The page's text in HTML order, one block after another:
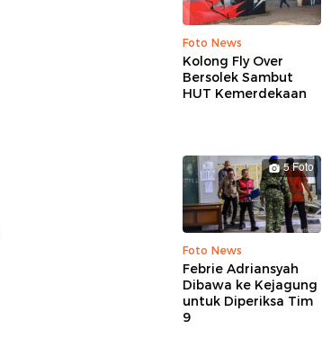
Foto News
Kolong Fly Over
Bersolek Sambut
HUT Kemerdekaan
5 Foto
Foto News
Febrie Adriansyah
Dibawa ke Kejagung
untuk Diperiksa Tim
9